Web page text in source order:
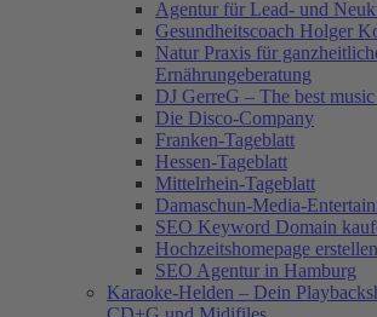
Agentur für Lead- und
Gesundheitscoach Holger
Natur Praxis für
Ernährungeberatung
DJ GerreG – The best
Die Disco-Company
Franken-Tageblatt
Hessen-Tageblatt
Mittelrhein-Tageblatt
Damaschun-Media-
SEO Keyword Domain
Hochzeitshomepage erstellen
SEO Agentur in Hamburg
Karaoke-Helden – Dein